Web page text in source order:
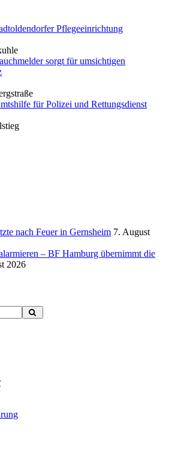
Pflegeeinrichtung
sorgt für umsichtigen
für Polizei und Rettungsdienst
nach Feuer in Gernsheim 7. August
– BF Hamburg übernimmt die
2026